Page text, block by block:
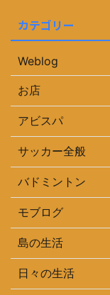
カテゴリー
Weblog
お店
アビスパ
サッカー全般
バドミントン
モブログ
島の生活
日々の生活